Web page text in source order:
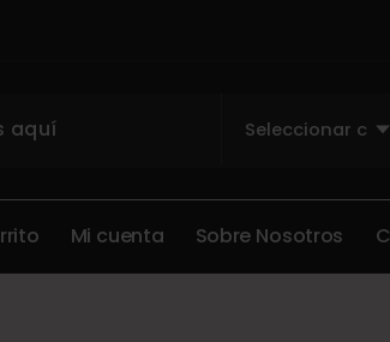
rrito Mi cuenta Sobre Nosotros C